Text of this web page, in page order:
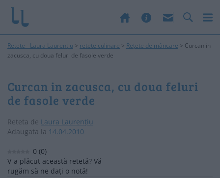
Rețete - Laura Laurențiu > retete culinare > Rețete de mâncare > Curcan in
zacusca, cu doua feluri de fasole verde
Curcan in zacusca, cu doua feluri
de fasole verde
Reteta de Laura Laurențiu
Adaugata la 14.04.2010
0 (0)
V-a plăcut această retetă? Vă
rugăm să ne dați o notă!